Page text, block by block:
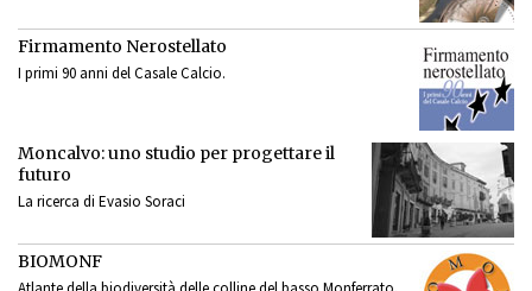
Firmamento Nerostellato
I primi 90 anni del Casale Calcio.
Moncalvo: uno studio per progettare il
futuro
La ricerca di Evasio Soraci
BIOMONF